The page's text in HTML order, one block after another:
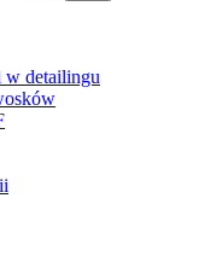
w detailingu